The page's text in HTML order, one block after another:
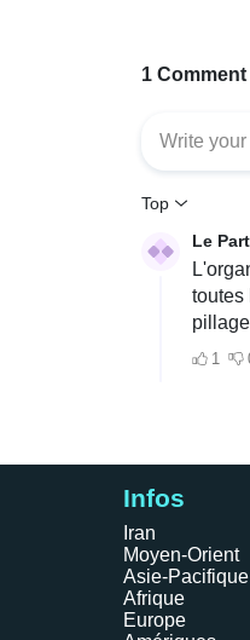
Infos
Iran
Moyen-Orient
Asie-Pacifique
Afrique
Europe